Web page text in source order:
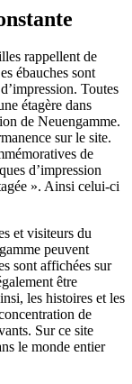
rappellent de
ébauches sont
Toutes
étagère dans
de Neuengamme.
sur le site.
de
d’impression
». Ainsi celui-ci
et visiteurs du
peuvent
sont affichées sur
être
les histoires et les
de
Sur ce site
le monde entier